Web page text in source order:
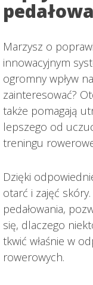
Marzysz o
innowacyjnym
ogromny wpływ
zainteresować?
także pomagają
lepszego od
treningu
Dzięki
otarć i zajęć
pedałowania,
się, dlaczego
tkwić właśnie w
rowerowych.